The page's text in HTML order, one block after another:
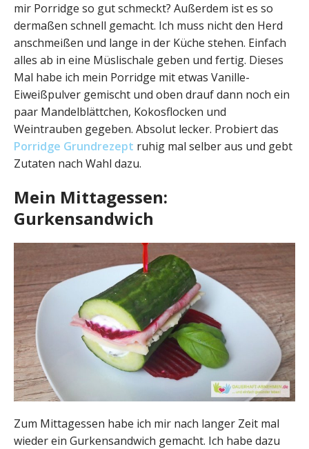
mir Porridge so gut schmeckt? Außerdem ist es so
dermaßen schnell gemacht. Ich muss nicht den Herd
anschmeißen und lange in der Küche stehen. Einfach
alles ab in eine Müslischale geben und fertig. Dieses
Mal habe ich mein Porridge mit etwas Vanille-
Eiweißpulver gemischt und oben drauf dann noch ein
paar Mandelblättchen, Kokosflocken und
Weintrauben gegeben. Absolut lecker. Probiert das
Porridge Grundrezept ruhig mal selber aus und gebt
Zutaten nach Wahl dazu.
Mein Mittagessen:
Gurkensandwich
Zum Mittagessen habe ich mir nach langer Zeit mal
wieder ein Gurkensandwich gemacht. Ich habe dazu